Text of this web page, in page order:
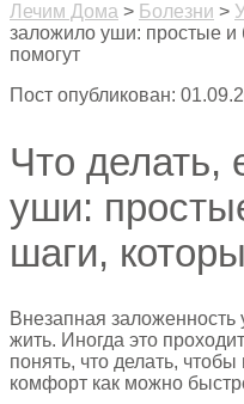
Лечим Дома > Болезни >
заложило уши: простые и
помогут
Пост опубликован:
Что делать,
уши:
шаги,
Внезапная
жить. Иногда это
понять, что делать,
комфорт как можно